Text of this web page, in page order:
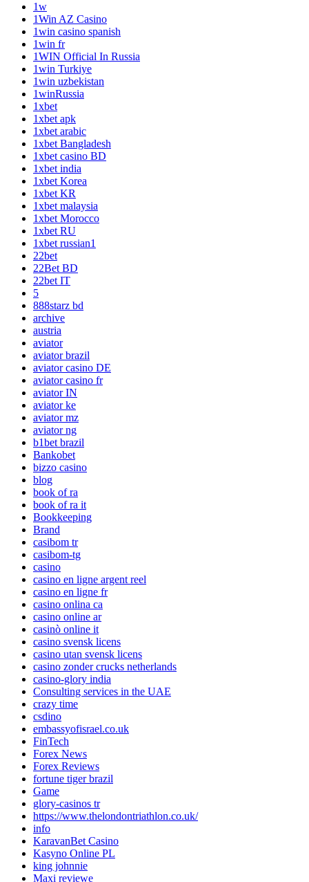
1w
1Win AZ Casino
1win casino spanish
1win fr
1WIN Official In Russia
1win Turkiye
1win uzbekistan
1winRussia
1xbet
1xbet apk
1xbet arabic
1xbet Bangladesh
1xbet casino BD
1xbet india
1xbet Korea
1xbet KR
1xbet malaysia
1xbet Morocco
1xbet RU
1xbet russian1
22bet
22Bet BD
22bet IT
5
888starz bd
archive
austria
aviator
aviator brazil
aviator casino DE
aviator casino fr
aviator IN
aviator ke
aviator mz
aviator ng
b1bet brazil
Bankobet
bizzo casino
blog
book of ra
book of ra it
Bookkeeping
Brand
casibom tr
casibom-tg
casino
casino en ligne argent reel
casino en ligne fr
casino onlina ca
casino online ar
casinò online it
casino svensk licens
casino utan svensk licens
casino zonder crucks netherlands
casino-glory india
Consulting services in the UAE
crazy time
csdino
embassyofisrael.co.uk
FinTech
Forex News
Forex Reviews
fortune tiger brazil
Game
glory-casinos tr
https://www.thelondontriathlon.co.uk/
info
KaravanBet Casino
Kasyno Online PL
king johnnie
Maxi reviewe